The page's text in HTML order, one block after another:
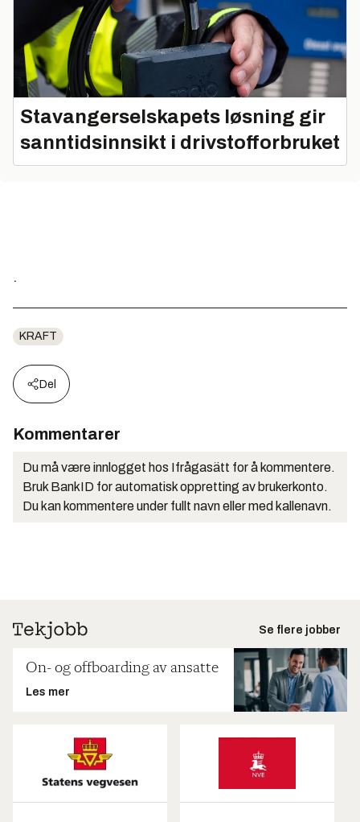
Stavangerselskapets løsning gir
sanntidsinnsikt i drivstofforbruket
.
KRAFT
Del
Kommentarer
Du må være innlogget hos Ifrågasätt for å kommentere.
Bruk BankID for automatisk oppretting av brukerkonto.
Du kan kommentere under fullt navn eller med kallenavn.
Se flere jobber
On- og offboarding av ansatte
Les mer